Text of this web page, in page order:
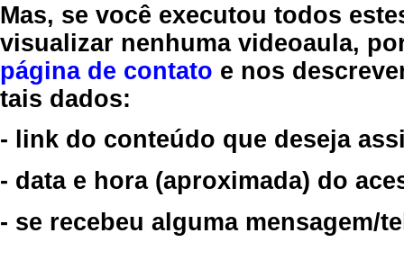
Mas, se você executou todos
visualizar nenhuma videoaula,
página de contato e nos
tais dados:
- link do conteúdo que deseja
- data e hora (aproximada) do
- se recebeu alguma mensagem/